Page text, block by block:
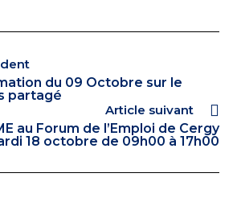
du 09 Octobre sur le
partagé
Article suivant
au Forum de l’Emploi de Cergy
18 octobre de 09h00 à 17h00